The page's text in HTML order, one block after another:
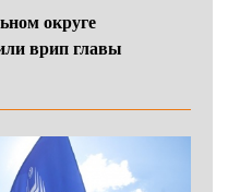
округе
врип главы